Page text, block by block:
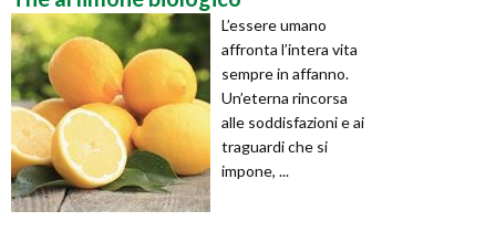
L’essere umano
affronta l’intera vita
sempre in affanno.
Un’eterna rincorsa
alle soddisfazioni e ai
traguardi che si
impone, ...